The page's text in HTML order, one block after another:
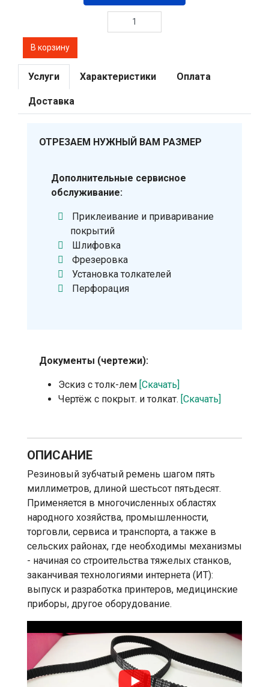
Услуги Характеристики Оплата
Доставка
ОТРЕЗАЕМ НУЖНЫЙ ВАМ РАЗМЕР
Дополнительные сервисное
обслуживание:
Приклеивание и приваривание
покрытий
Шлифовка
Фрезеровка
Установка толкателей
Перфорация
Документы (чертежи):
Эскиз с толк-лем [Скачать]
Чертёж с покрыт. и толкат. [Скачать]
ОПИСАНИЕ
Резиновый зубчатый ремень шагом пять
миллиметров, длиной шестьсот пятьдесят.
Применяется в многочисленных областях
народного хозяйства, промышленности,
торговли, сервиса и транспорта, а также в
сельских районах, где необходимы механизмы
- начиная со строительства тяжелых станков,
заканчивая технологиями интернета (ИТ):
выпуск и разработка принтеров, медицинские
приборы, другое оборудование.